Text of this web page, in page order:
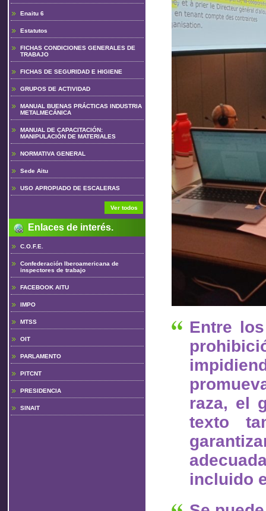
Entre
raza, el
texto
incluido
Enaitu 6
Estatutos
FICHAS CONDICIONES GENERALES DE
TRABAJO
FICHAS DE SEGURIDAD E HIGIENE
GRUPOS DE ACTIVIDAD
MANUAL BUENAS PRÁCTICAS INDUSTRIA
METALMECÁNICA
MANUAL DE CAPACITACIÓN:
MANIPULACIÓN DE MATERIALES
NORMATIVA GENERAL
Sede Aitu
USO APROPIADO DE ESCALERAS
Ver todos
Enlaces de interés.
C.O.F.E.
Confederación Iberoamericana de
inspectores de trabajo
FACEBOOK AITU
IMPO
MTSS
OIT
PARLAMENTO
PITCNT
PRESIDENCIA
SINAIT